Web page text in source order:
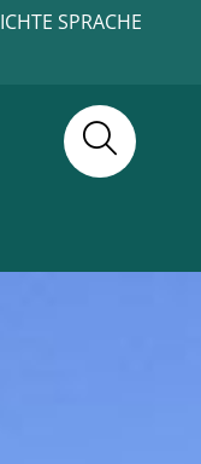
SPRACHE